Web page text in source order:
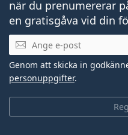
när du prenumererar
en gratisgåva vid din
Mejladress
Genom att skicka in
personuppgifter.